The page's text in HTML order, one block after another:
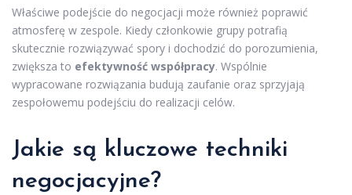
Właściwe podejście do negocjacji może również poprawić
atmosferę w zespole. Kiedy członkowie grupy potrafią
skutecznie rozwiązywać spory i dochodzić do porozumienia,
zwiększa to efektywność współpracy. Wspólnie
wypracowane rozwiązania budują zaufanie oraz sprzyjają
zespołowemu podejściu do realizacji celów.
Jakie są kluczowe techniki
negocjacyjne?